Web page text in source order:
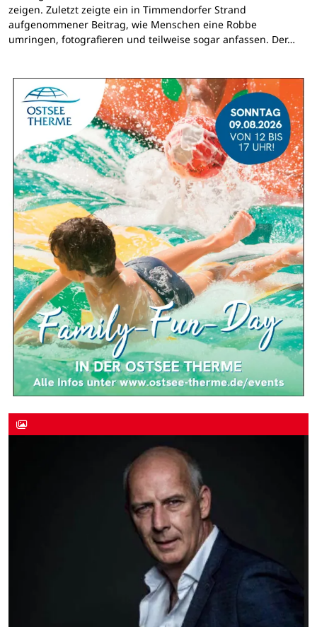
zeigen. Zuletzt zeigte ein in Timmendorfer Strand
aufgenommener Beitrag, wie Menschen eine Robbe
umringen, fotografieren und teilweise sogar anfassen. Der…